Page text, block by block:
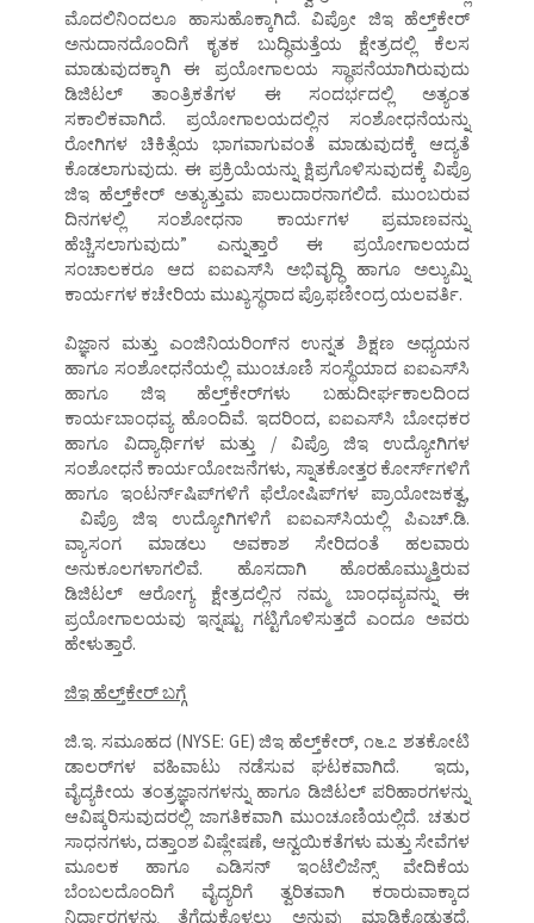
ಮೊದಲಿನಿಂದಲೂ ಹಾಸುಹೊಕ್ಕಾಗಿದೆ. ವಿಪ್ರೋ ಜಿಇ ಹೆಲ್ತ್‌ಕೇರ್‌
ಅನುದಾನದೊಂದಿಗೆ ಕೃತಕ ಬುದ್ಧಿಮತ್ತೆಯ ಕ್ಷೇತ್ರದಲ್ಲಿ ಕೆಲಸ
ಮಾಡುವುದಕ್ಕಾಗಿ ಈ ಪ್ರಯೋಗಾಲಯ ಸ್ಥಾಪನೆಯಾಗಿರುವುದು
ಡಿಜಿಟಲ್‌ ತಾಂತ್ರಿಕತೆಗಳ ಈ ಸಂದರ್ಭದಲ್ಲಿ ಅತ್ಯಂತ
ಸಕಾಲಿಕವಾಗಿದೆ. ಪ್ರಯೋಗಾಲಯದಲ್ಲಿನ ಸಂಶೋಧನೆಯನ್ನು
ರೋಗಿಗಳ ಚಿಕಿತ್ಸೆಯ ಭಾಗವಾಗುವಂತೆ ಮಾಡುವುದಕ್ಕೆ ಆದ್ಯತೆ
ಕೊಡಲಾಗುವುದು. ಈ ಪ್ರಕ್ರಿಯೆಯನ್ನು ಕ್ಷಿಪ್ರಗೊಳಿಸುವುದಕ್ಕೆ ವಿಪ್ರೊ
ಜಿಇ ಹೆಲ್ತ್‌ಕೇರ್‌ ಅತ್ಯುತ್ತುಮ ಪಾಲುದಾರನಾಗಲಿದೆ. ಮುಂಬರುವ
ದಿನಗಳಲ್ಲಿ ಸಂಶೋಧನಾ ಕಾರ್ಯಗಳ ಪ್ರಮಾಣವನ್ನು
ಹೆಚ್ಚಿಸಲಾಗುವುದು” ಎನ್ನುತ್ತಾರೆ ಈ ಪ್ರಯೋಗಾಲಯದ
ಸಂಚಾಲಕರೂ ಆದ ಐಐಎಸ್‌ಸಿ ಅಭಿವೃದ್ಧಿ ಹಾಗೂ ಅಲ್ಯುಮ್ನಿ
ಕಾರ್ಯಗಳ ಕಚೇರಿಯ ಮುಖ್ಯಸ್ಥರಾದ ಪ್ರೊ.ಫಣೀಂದ್ರ ಯಲವರ್ತಿ.
ವಿಜ್ಞಾನ ಮತ್ತು ಎಂಜಿನಿಯರಿಂಗ್‌ನ ಉನ್ನತ ಶಿಕ್ಷಣ ಅಧ್ಯಯನ
ಹಾಗೂ ಸಂಶೋಧನೆಯಲ್ಲಿ ಮುಂಚೂಣಿ ಸಂಸ್ಥೆಯಾದ ಐಐಎಸ್‌ಸಿ
ಹಾಗೂ ಜಿಇ ಹೆಲ್ತ್‌ಕೇರ್‌ಗಳು ಬಹುದೀರ್ಘಕಾಲದಿಂದ
ಕಾರ್ಯಬಾಂಧವ್ಯ ಹೊಂದಿವೆ. ಇದರಿಂದ, ಐಐಎಸ್‌ಸಿ ಬೋಧಕರ
ಹಾಗೂ ವಿದ್ಯಾರ್ಥಿಗಳ ಮತ್ತು / ವಿಪ್ರೊ ಜಿಇ ಉದ್ಯೋಗಿಗಳ
ಸಂಶೋಧನೆ ಕಾರ್ಯಯೋಜನೆಗಳು, ಸ್ನಾತಕೋತ್ತರ ಕೋರ್ಸ್‌ಗಳಿಗೆ
ಹಾಗೂ ಇಂಟರ್ನ್‌ಷಿಪ್‌ಗಳಿಗೆ ಫೆಲೋಷಿಪ್‌ಗಳ ಪ್ರಾಯೋಜಕತ್ವ,
ವಿಪ್ರೊ ಜಿಇ ಉದ್ಯೋಗಿಗಳಿಗೆ ಐಐಎಸ್‌ಸಿಯಲ್ಲಿ ಪಿಎಚ್‌.ಡಿ.
ವ್ಯಾಸಂಗ ಮಾಡಲು ಅವಕಾಶ ಸೇರಿದಂತೆ ಹಲವಾರು
ಅನುಕೂಲಗಳಾಗಲಿವೆ. ಹೊಸದಾಗಿ ಹೊರಹೊಮ್ಮುತ್ತಿರುವ
ಡಿಜಿಟಲ್‌ ಆರೋಗ್ಯ ಕ್ಷೇತ್ರದಲ್ಲಿನ ನಮ್ಮ ಬಾಂಧವ್ಯವನ್ನು ಈ
ಪ್ರಯೋಗಾಲಯವು ಇನ್ನಷ್ಟು ಗಟ್ಟಿಗೊಳಿಸುತ್ತದೆ ಎಂದೂ ಅವರು
ಹೇಳುತ್ತಾರೆ.
ಜಿಇ ಹೆಲ್ತ್‌ಕೇರ್‌ ಬಗ್ಗೆ
ಜಿ.ಇ. ಸಮೂಹದ (NYSE: GE) ಜಿಇ ಹೆಲ್ತ್‌ಕೇರ್‌, ೧೬.೭ ಶತಕೋಟಿ
ಡಾಲರ್‌ಗಳ ವಹಿವಾಟು ನಡೆಸುವ ಘಟಕವಾಗಿದೆ. ಇದು,
ವೈದ್ಯಕೀಯ ತಂತ್ರಜ್ಞಾನಗಳನ್ನು ಹಾಗೂ ಡಿಜಿಟಲ್‌ ಪರಿಹಾರಗಳನ್ನು
ಆವಿಷ್ಕರಿಸುವುದರಲ್ಲಿ ಜಾಗತಿಕವಾಗಿ ಮುಂಚೂಣಿಯಲ್ಲಿದೆ. ಚತುರ
ಸಾಧನಗಳು, ದತ್ತಾಂಶ ವಿಷ್ಲೇಷಣೆ, ಆನ್ವಯಿಕತೆಗಳು ಮತ್ತು ಸೇವೆಗಳ
ಮೂಲಕ ಹಾಗೂ ಎಡಿಸನ್‌ ಇಂಟೆಲಿಜೆನ್ಸ್‌ ವೇದಿಕೆಯ
ಬೆಂಬಲದೊಂದಿಗೆ ವೈದ್ಯರಿಗೆ ತ್ವರಿತವಾಗಿ ಕರಾರುವಾಕ್ಕಾದ
ನಿರ್ಧಾರಗಳನ್ನು ತೆಗೆದುಕೊಳ್ಳಲು ಅನುವು ಮಾಡಿಕೊಡುತ್ತದೆ.